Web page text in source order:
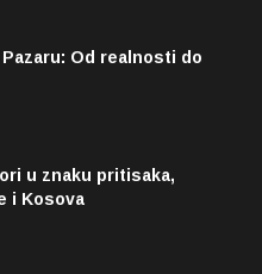
Od realnosti do
u znaku pritisaka,
i Kosova